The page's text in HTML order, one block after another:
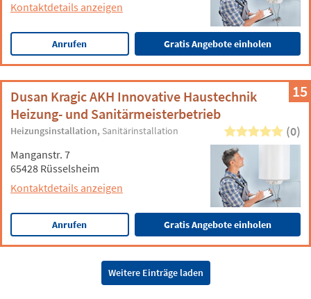
Kontaktdetails anzeigen
Anrufen Gratis Angebote einholen
15
Dusan Kragic AKH Innovative Haustechnik
Heizung- und Sanitärmeisterbetrieb
Heizungsinstallation Sanitärinstallation (0)
Manganstr. 7
65428 Rüsselsheim
Kontaktdetails anzeigen
Anrufen Gratis Angebote einholen
Weitere Einträge laden